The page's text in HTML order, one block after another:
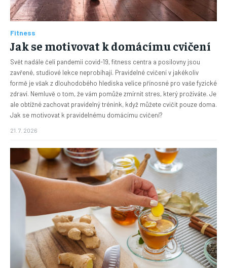
Fitness
Jak se motivovat k domácímu cvičení
Svět nadále čelí pandemii covid-19, fitness centra a posilovny jsou
zavřené, studiové lekce neprobíhají. Pravidelné cvičení v jakékoliv
formě je však z dlouhodobého hlediska velice přínosné pro vaše fyzické
zdraví. Nemluvě o tom, že vám pomůže zmírnit stres, který prožíváte. Je
ale obtížné zachovat pravidelný trénink, když můžete cvičit pouze doma.
Jak se motivovat k pravidelnému domácímu cvičení?
21. 7. 2026